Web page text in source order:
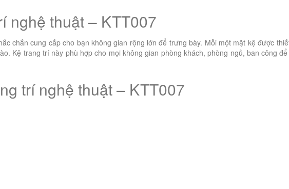
nghệ thuật – KTT007
chắn cung cấp cho bạn không gian rộng lớn để trưng bày. Mỗi một mặt kệ được
Kệ trang trí này phù hợp cho mọi không gian phòng khách, phòng ngủ, ban công
trí nghệ thuật – KTT007